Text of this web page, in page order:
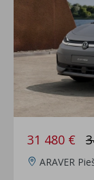
31 480 €
ARAVER